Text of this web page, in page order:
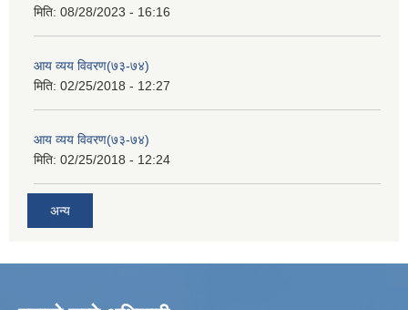
मिति: 08/28/2023 - 16:16
आय व्यय विवरण(७३-७४)
मिति: 02/25/2018 - 12:27
आय व्यय विवरण(७३-७४)
मिति: 02/25/2018 - 12:24
अन्य